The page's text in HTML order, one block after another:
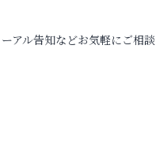
アル告知などお気軽にご相